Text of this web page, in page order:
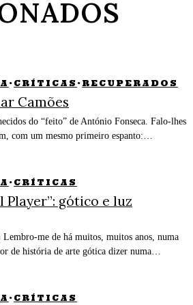
· CRÍTICAS · RECUPERADOS
Camões
do “feito” de António Fonseca. Falo-lhes
com um mesmo primeiro espanto:…
· CRÍTICAS
Player”: gótico e luz
me de há muitos, muitos anos, numa
de história de arte gótica dizer numa…
· CRÍTICAS